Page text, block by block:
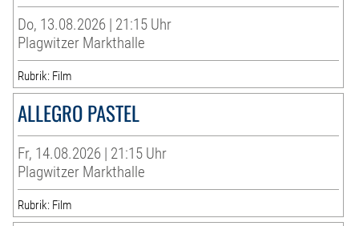
Do, 13.08.2026 | 21:15 Uhr
Plagwitzer Markthalle
Rubrik: Film
ALLEGRO PASTEL
Fr, 14.08.2026 | 21:15 Uhr
Plagwitzer Markthalle
Rubrik: Film